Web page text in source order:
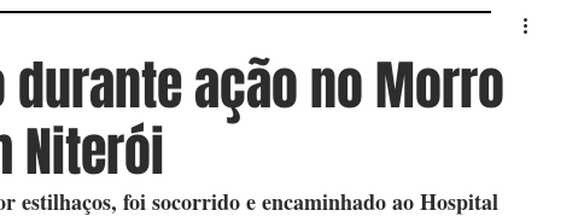
durante ação no Morro
Niterói
estilhaços, foi socorrido e encaminhado ao Hospital